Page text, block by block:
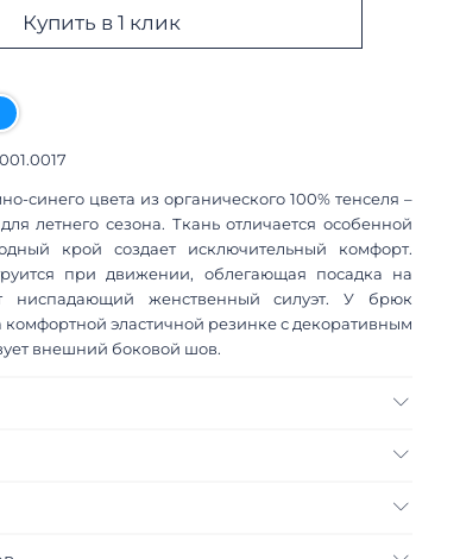
Купить в 1 клик
синего цвета из органического 100% тенселя –
летнего сезона. Ткань отличается особенной
крой создает исключительный комфорт.
при движении, облегающая посадка на
ниспадающий женственный силуэт. У брюк
комфортной эластичной резинке с декоративным
внешний боковой шов.